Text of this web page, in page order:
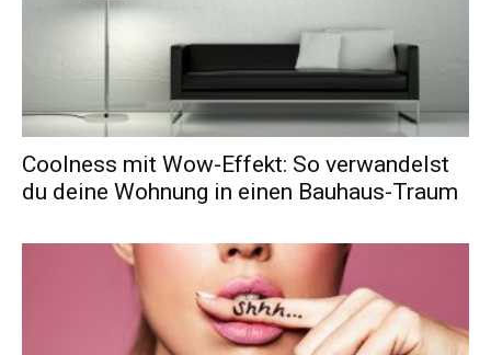
Coolness mit Wow-Effekt: So verwandelst
du deine Wohnung in einen Bauhaus-Traum